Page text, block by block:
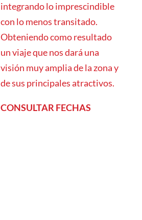
integrando lo imprescindible
con lo menos transitado.
Obteniendo como resultado
un viaje que nos dará una
visión muy amplia de la zona y
de sus principales atractivos.
CONSULTAR FECHAS